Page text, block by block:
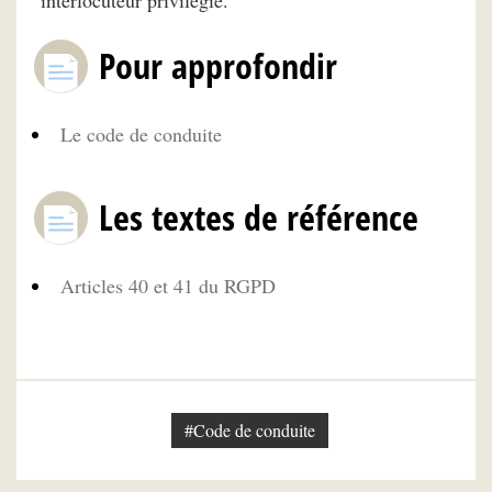
Pour approfondir
Le code de conduite
Les textes de référence
Articles 40 et 41 du RGPD
#Code de conduite